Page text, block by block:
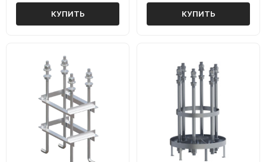
КУПИТЬ КУПИТЬ